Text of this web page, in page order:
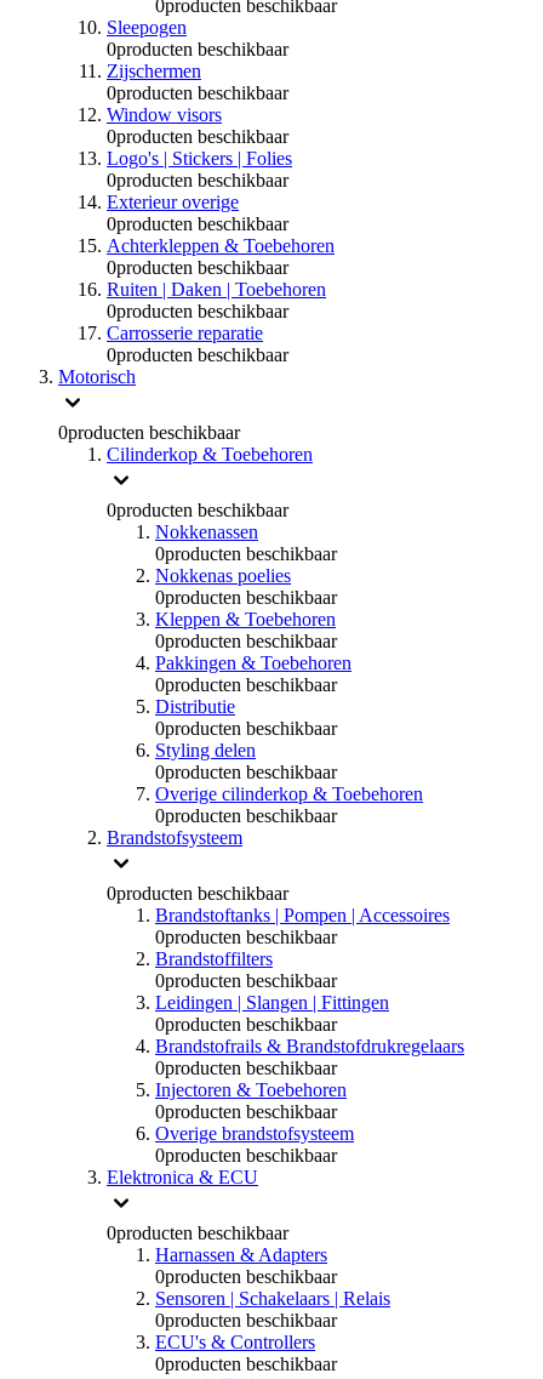
0producten beschikbaar
Sleepogen
0producten beschikbaar
Zijschermen
0producten beschikbaar
Window visors
0producten beschikbaar
Logo's | Stickers | Folies
0producten beschikbaar
Exterieur overige
0producten beschikbaar
Achterkleppen & Toebehoren
0producten beschikbaar
Ruiten | Daken | Toebehoren
0producten beschikbaar
Carrosserie reparatie
0producten beschikbaar
Motorisch
0producten beschikbaar
Cilinderkop & Toebehoren
0producten beschikbaar
Nokkenassen
0producten beschikbaar
Nokkenas poelies
0producten beschikbaar
Kleppen & Toebehoren
0producten beschikbaar
Pakkingen & Toebehoren
0producten beschikbaar
Distributie
0producten beschikbaar
Styling delen
0producten beschikbaar
Overige cilinderkop & Toebehoren
0producten beschikbaar
Brandstofsysteem
0producten beschikbaar
Brandstoftanks | Pompen | Accessoires
0producten beschikbaar
Brandstoffilters
0producten beschikbaar
Leidingen | Slangen | Fittingen
0producten beschikbaar
Brandstofrails & Brandstofdrukregelaars
0producten beschikbaar
Injectoren & Toebehoren
0producten beschikbaar
Overige brandstofsysteem
0producten beschikbaar
Elektronica & ECU
0producten beschikbaar
Harnassen & Adapters
0producten beschikbaar
Sensoren | Schakelaars | Relais
0producten beschikbaar
ECU's & Controllers
0producten beschikbaar